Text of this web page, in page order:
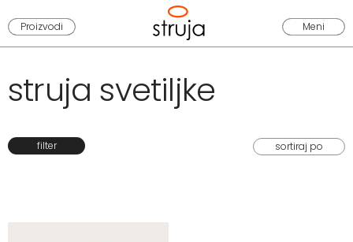
Proizvodi Meni
struja svetiljke
filter